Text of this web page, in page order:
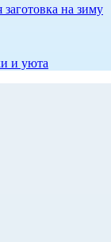
на зиму
и уюта